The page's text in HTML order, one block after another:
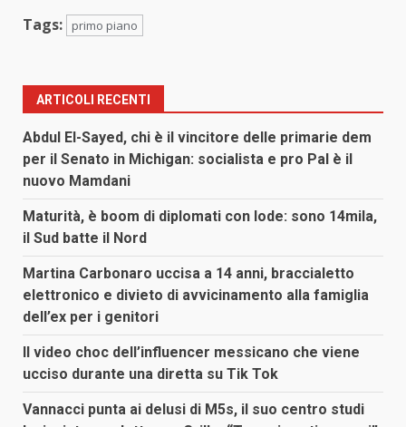
Tags: primo piano
ARTICOLI RECENTI
Abdul El-Sayed, chi è il vincitore delle primarie dem
per il Senato in Michigan: socialista e pro Pal è il
nuovo Mamdani
Maturità, è boom di diplomati con lode: sono 14mila,
il Sud batte il Nord
Martina Carbonaro uccisa a 14 anni, braccialetto
elettronico e divieto di avvicinamento alla famiglia
dell’ex per i genitori
Il video choc dell’influencer messicano che viene
ucciso durante una diretta su Tik Tok
Vannacci punta ai delusi di M5s, il suo centro studi